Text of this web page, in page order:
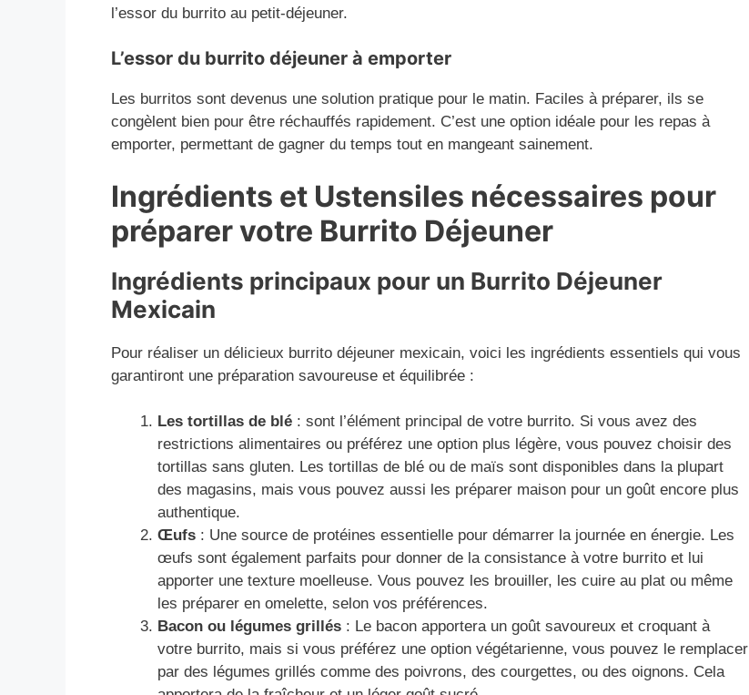
l’essor du burrito au petit-déjeuner.
L’essor du burrito déjeuner à emporter
Les burritos sont devenus une solution pratique pour le matin. Faciles à préparer, ils se
congèlent bien pour être réchauffés rapidement. C’est une option idéale pour les repas à
emporter, permettant de gagner du temps tout en mangeant sainement.
Ingrédients et Ustensiles nécessaires pour
préparer votre Burrito Déjeuner
Ingrédients principaux pour un Burrito Déjeuner
Mexicain
Pour réaliser un délicieux burrito déjeuner mexicain, voici les ingrédients essentiels qui vous
garantiront une préparation savoureuse et équilibrée :
Les tortillas de blé : sont l’élément principal de votre burrito. Si vous avez des
restrictions alimentaires ou préférez une option plus légère, vous pouvez choisir des
tortillas sans gluten. Les tortillas de blé ou de maïs sont disponibles dans la plupart
des magasins, mais vous pouvez aussi les préparer maison pour un goût encore plus
authentique.
Œufs : Une source de protéines essentielle pour démarrer la journée en énergie. Les
œufs sont également parfaits pour donner de la consistance à votre burrito et lui
apporter une texture moelleuse. Vous pouvez les brouiller, les cuire au plat ou même
les préparer en omelette, selon vos préférences.
Bacon ou légumes grillés : Le bacon apportera un goût savoureux et croquant à
votre burrito, mais si vous préférez une option végétarienne, vous pouvez le remplacer
par des légumes grillés comme des poivrons, des courgettes, ou des oignons. Cela